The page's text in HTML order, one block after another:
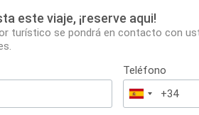
este viaje, ¡reserve aqui!
turístico se pondrá en contacto con
Teléfono
España
+34